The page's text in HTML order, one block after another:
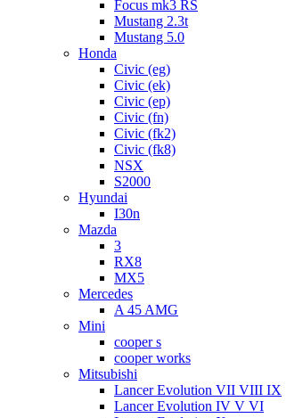
Focus mk3 RS
Mustang 2.3t
Mustang 5.0
Honda
Civic (eg)
Civic (ek)
Civic (ep)
Civic (fn)
Civic (fk2)
Civic (fk8)
NSX
S2000
Hyundai
I30n
Mazda
3
RX8
MX5
Mercedes
A 45 AMG
Mini
cooper s
cooper works
Mitsubishi
Lancer Evolution VII VIII IX
Lancer Evolution IV V VI